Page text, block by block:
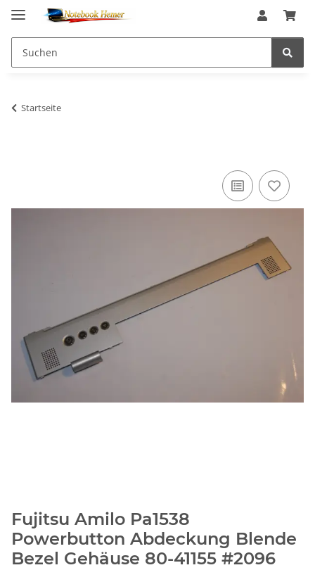
Startseite
Fujitsu Amilo Pa1538
Powerbutton Abdeckung Blende
Bezel Gehäuse 80-41155 #2096